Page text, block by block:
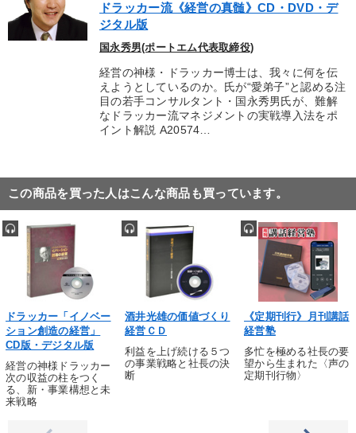
ドラッカー流《経営の真髄》CD・DVD・デ
ジタル版
国永秀男(ポートエム代表取締役)
経営の神様・ドラッカー博士は、我々に何を伝
えようとしているのか。氏が“愛弟子”と認める注
目の若手コンサルタント・国永秀男氏が、難解
なドラッカー流マネジメントの実戦導入法をポ
イント解説 A20574…
この商品を買った人はこんな商品も買っています。
ドラッカー「イノベー
ション創造の経営」
CD版・デジタル版
経営の神様ドラッカー
次の収益の柱をつく
る、新・事業構想と未
来戦略
酒井光雄の価値づくり
経営ＣＤ
利益を上げ続ける５つ
の事業戦略と社長の決
断
《定期刊行》月刊講話
経営塾
多忙を極める社長の要
望から生まれた〈声の
定期刊行物〉